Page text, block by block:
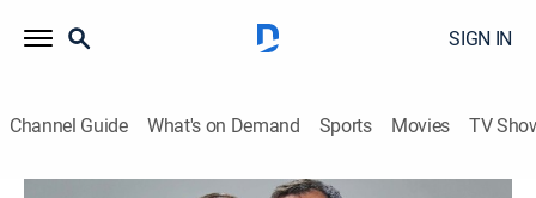
SIGN IN
Channel Guide What's on Demand Sports Movies TV